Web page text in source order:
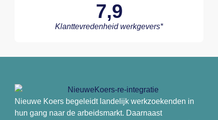
7,9
Klanttevredenheid werkgevers*
Nieuwe Koers begeleidt landelijk werkzoekenden in
hun gang naar de arbeidsmarkt. Daarnaast